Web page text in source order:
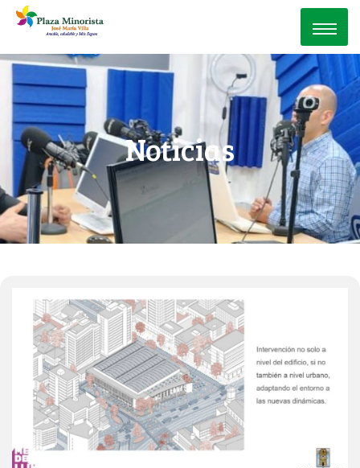
Noticias